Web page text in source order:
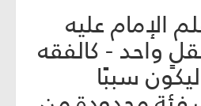
الإمام عليه
واحد - كالفقه
سببًا